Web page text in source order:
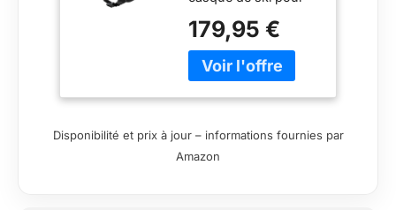
Performance
Wherever You
are on The
Mountain
offre un maintien
parfait à tous les
skieurs et
le hors-piste. MIPS_
L’ajout du Mips
179,95 €
Disponibilité et prix à jour – informations fournies par
Amazon